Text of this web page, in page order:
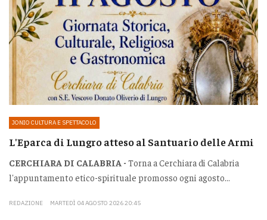
JONIO CULTURA E SPETTACOLO
L'Eparca di Lungro atteso al Santuario delle Armi
CERCHIARA DI CALABRIA - Torna a Cerchiara di Calabria
l'appuntamento etico-spirituale promosso ogni agosto...
REDAZIONE MARTEDÌ 04 AGOSTO 2026 20:45